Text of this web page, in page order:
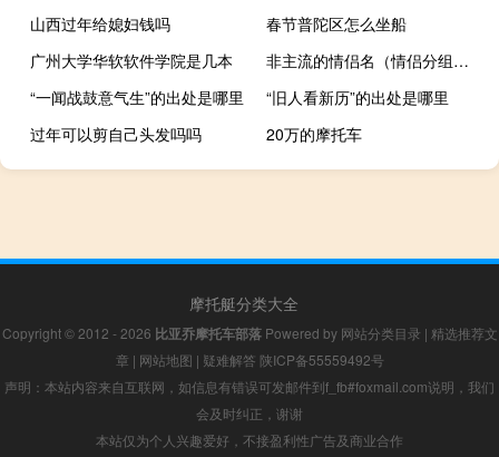
山西过年给媳妇钱吗
春节普陀区怎么坐船
广州大学华软软件学院是几本
非主流的情侣名（情侣分组非主流一对）
“一闻战鼓意气生”的出处是哪里
“旧人看新历”的出处是哪里
过年可以剪自己头发吗吗
20万的摩托车
摩托艇分类大全
Copyright © 2012 - 2026 比亚乔摩托车部落Powered by 网站分类目录 | 精选推荐文
章 | 网站地图 | 疑难解答 陕ICP备55559492号
声明：本站内容来自互联网，如信息有错误可发邮件到f_fb#foxmail.com说明，我们
会及时纠正，谢谢
本站仅为个人兴趣爱好，不接盈利性广告及商业合作